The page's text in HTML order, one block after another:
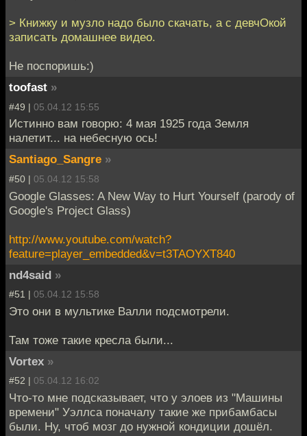
> Книжку и музло надо было скачать, а с девчОкой
записать домашнее видео.
Не поспоришь:)
toofast »
#49 | 05.04.12 15:55
Истинно вам говорю: 4 мая 1925 года Земля
налетит... на небесную ось!
Santiago_Sangre »
#50 | 05.04.12 15:58
Google Glasses: A New Way to Hurt Yourself (parody of
Google's Project Glass)
http://www.youtube.com/watch?
feature=player_embedded&v=t3TAOYXT840
nd4said »
#51 | 05.04.12 15:58
Это они в мультике Валли подсмотрели.
Там тоже такие кресла были...
Vortex »
#52 | 05.04.12 16:02
Что-то мне подсказывает, что у элоев из "Машины
времени" Уэллса поначалу такие же прибамбасы
были. Ну, чтоб мозг до нужной кондиции дошёл.